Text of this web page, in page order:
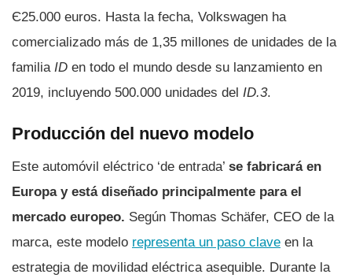
Є25.000 euros. Hasta la fecha, Volkswagen ha
comercializado más de 1,35 millones de unidades de la
familia ID en todo el mundo desde su lanzamiento en
2019, incluyendo 500.000 unidades del ID.3.
Producción del nuevo modelo
Este automóvil eléctrico ‘de entrada’ se fabricará en
Europa y está diseñado principalmente para el
mercado europeo. Según Thomas Schäfer, CEO de la
marca, este modelo representa un paso clave en la
estrategia de movilidad eléctrica asequible. Durante la